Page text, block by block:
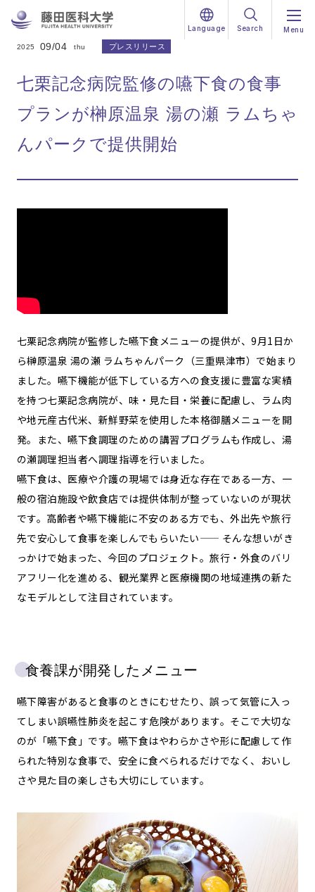
Language Search Menu
2025 09/04 thu プレスリリース
七栗記念病院監修の嚥下食の食事
プランが榊原温泉 湯の瀬 ラムちゃ
んパークで提供開始
七栗記念病院が監修した嚥下食メニューの提供が、9月1日か
ら榊原温泉 湯の瀬 ラムちゃんパーク（三重県津市）で始まり
ました。嚥下機能が低下している方への食支援に豊富な実績
を持つ七栗記念病院が、味・見た目・栄養に配慮し、ラム肉
や地元産古代米、新鮮野菜を使用した本格御膳メニューを開
発。また、嚥下食調理のための講習プログラムも作成し、湯
の瀬調理担当者へ調理指導を行いました。
嚥下食は、医療や介護の現場では身近な存在である一方、一
般の宿泊施設や飲食店では提供体制が整っていないのが現状
です。高齢者や嚥下機能に不安のある方でも、外出先や旅行
先で安心して食事を楽しんでもらいたい—— そんな想いがき
っかけで始まった、今回のプロジェクト。旅行・外食のバリ
アフリー化を進める、観光業界と医療機関の地域連携の新た
なモデルとして注目されています。
食養課が開発したメニュー
嚥下障害があると食事のときにむせたり、誤って気管に入っ
てしまい誤嚥性肺炎を起こす危険があります。そこで大切な
のが「嚥下食」です。嚥下食はやわらかさや形に配慮して作
られた特別な食事で、安全に食べられるだけでなく、おいし
さや見た目の楽しさも大切にしています。